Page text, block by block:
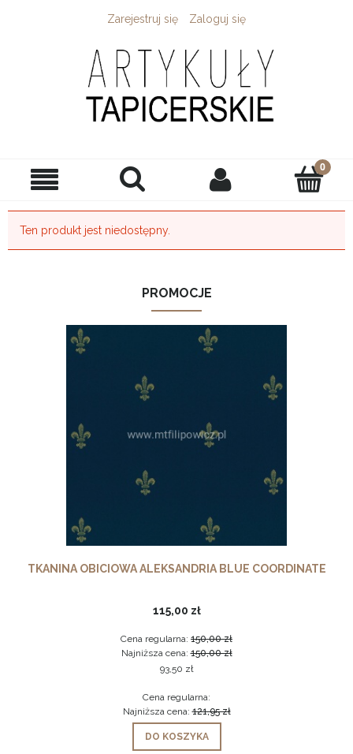
Zarejestruj się Zaloguj się
Ten produkt jest niedostępny.
PROMOCJE
TKANINA OBICIOWA ALEKSANDRIA BLUE COORDINATE
115,00 zł
Cena regularna: 150,00 zł
Najniższa cena:150,00 zł
93,50 zł
Cena regularna:
Najniższa cena:121,95 zł
DO KOSZYKA